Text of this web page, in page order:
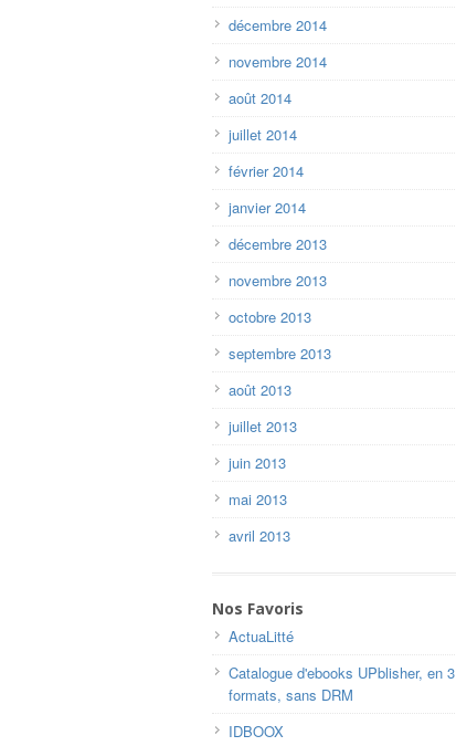
décembre 2014
novembre 2014
août 2014
juillet 2014
février 2014
janvier 2014
décembre 2013
novembre 2013
octobre 2013
septembre 2013
août 2013
juillet 2013
juin 2013
mai 2013
avril 2013
Nos Favoris
ActuaLitté
Catalogue d'ebooks UPblisher, en 3
formats, sans DRM
IDBOOX